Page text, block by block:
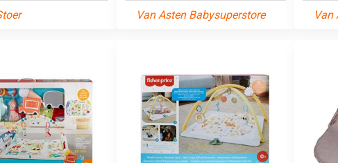
Van Asten Babysuperstore Van